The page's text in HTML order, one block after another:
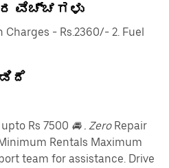
ವೆಚ್ಚಗಳು
- Rs.2360/- 2. Fuel
Rs 7500 🚘 . ZeroRepair
Rentals Maximum
team for assistance. Drive